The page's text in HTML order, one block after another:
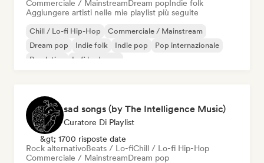
Commerciale / MainstreamDream popIndie folk
Aggiungere artisti nelle mie playlist più seguite
Chill / Lo-fi Hip-Hop
Commerciale / Mainstream
Dream pop
Indie folk Indie pop
Pop internazionale
Pop latino
Lofi bedroom
sad songs (by The Intelligence Music)
Curatore Di Playlist
&gt; 1700 risposte date
Rock alternativoBeats / Lo-fiChill / Lo-fi Hip-Hop
Commerciale / MainstreamDream pop